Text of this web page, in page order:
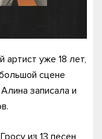
артист уже 18 лет,
сцене
записала и
из 13 песен,